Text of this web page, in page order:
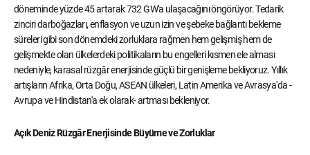
döneminde yüzde 45 artarak 732 GW'a ulaşacağını öngörüyor. Tedarik
zinciri darboğazları, enflasyon ve uzun izin ve şebeke bağlantı bekleme
süreleri gibi son dönemdeki zorluklara rağmen hem gelişmiş hem de
gelişmekte olan ülkelerdeki politikaların bu engelleri kısmen ele alması
nedeniyle, karasal rüzgâr enerjisinde güçlü bir genişleme bekliyoruz. Yıllık
artışların Afrika, Orta Doğu, ASEAN ülkeleri, Latin Amerika ve Avrasya'da -
Avrupa ve Hindistan'a ek olarak- artması bekleniyor.
Açık Deniz Rüzgâr Enerjisinde Büyüme ve Zorluklar